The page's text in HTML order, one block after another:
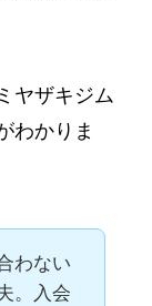
ヤザキジム
わかりま
わない
。入会